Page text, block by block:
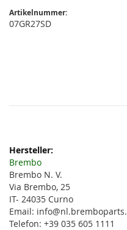
Artikelnummer:
07GR27SD
Weitere
Informationen
Brembo
Brembo N. V.
Via Brembo, 25
IT- 24035 Curno
Email:
Telefon: +39 035 605 1111